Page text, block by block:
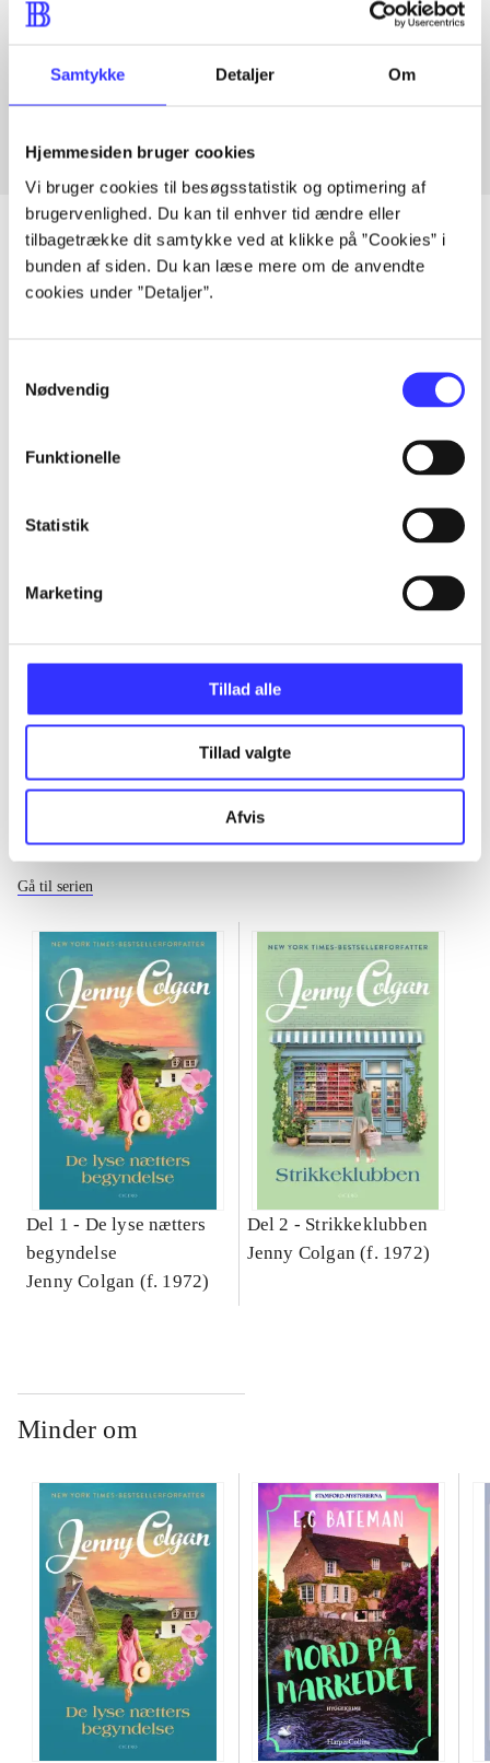
Samtykke Detaljer Om
Hjemmesiden bruger cookies
Vi bruger cookies til besøgsstatistik og optimering af
brugervenlighed. Du kan til enhver tid ændre eller
tilbagetrække dit samtykke ved at klikke på ”Cookies” i
bunden af siden. Du kan læse mere om de anvendte
cookies under ”Detaljer”.
Nødvendig
Funktionelle
Statistik
Marketing
Tillad alle
Tillad valgte
Afvis
Artikler
...
...
...
De lyse nætters begyndelse
Gå til serien
Del 1 - De lyse nætters
begyndelse
Jenny Colgan (f. 1972)
Del 2 - Strikkeklubben
Jenny Colgan (f. 1972)
Minder om